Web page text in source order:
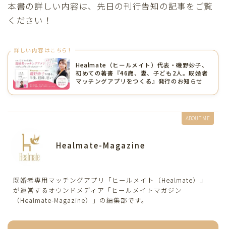
本書の詳しい内容は、先日の刊行告知の記事をご覧
ください！
詳しい内容はこちら！
Healmate（ヒールメイト）代表・磯野妙子、
初めての著書『46歳、妻、子ども2人。既婚者
マッチングアプリをつくる』発行のお知らせ
ABOUT ME
Healmate-Magazine
既婚者専用マッチングアプリ「ヒールメイト（Healmate）」
が運営するオウンドメディア「ヒールメイトマガジン
（Healmate-Magazine）」の編集部です。